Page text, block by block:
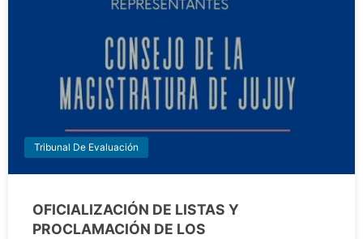
Tribunal De Evaluación
OFICIALIZACIÓN DE LISTAS Y
PROCLAMACIÓN DE LOS